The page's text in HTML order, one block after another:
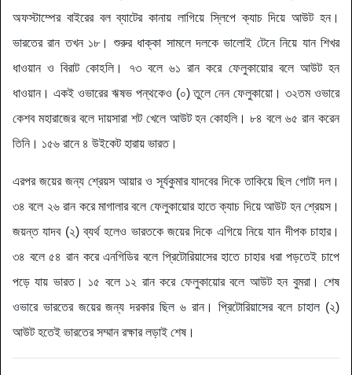
অফস্টাম্পের বাইরের বল ব্যাটের কানায় লাগিয়ে স্লিপে ক্যাচ দিয়ে আউট হন।
ভারতের রান তখন ১৮। শুরুর ধাক্কা সামলে দলকে ভালোই টেনে নিয়ে যান শিখর
ধাওয়ান ও বিরাট কোহলি। ৭৩ বলে ৬১ রান করে ফেলুকায়োর বলে আউট হন
ধাওয়ান। একই ওভারের ঋষভ পন্থকেও (‌০)‌ তুলে নেন ফেলুকায়ো। ৩২তম ওভারে
কেশব মহারাজের বলে দায়সারা শট খেলে আউট হন কোহলি। ৮৪ বলে ৬৫ রান করেন
তিনি। ১৫৬ রানে ৪ উইকেট হারায় ভারত।
এরপর জয়ের জন্য শ্রেয়স আয়ার ও সূর্যকুমার যাদবের দিকে তাকিয়ে ছিল গোটা দল।
৩৪ বলে ২৬ রান করে মাগালার বলে ফেলুকায়োর হাতে ক্যাচ দিয়ে আউট হন শ্রেয়স।
জয়ন্ত যাদব (‌২)‌ ব্যর্থ হলেও ভারতকে জয়ের দিকে এগিয়ে নিয়ে যান দীপক চাহার।
৩৪ বলে ৫৪ রান করে এনগিডির বলে প্রিটোরিয়াসের হাতে চাহার ধরা পড়তেই চাপে
পড়ে যায় ভারত। ১৫ বলে ১২ রান করে ফেলুকায়োর বলে আউট হন বুমরা। শেষ
ওভারে ভারতের জয়ের জন্য দরকার ছিল ৬ রান। প্রিটোরিয়াসের বলে চাহাল (‌২)‌
আউট হতেই ভারতের সম্মান রক্ষার লড়াই শেষ।